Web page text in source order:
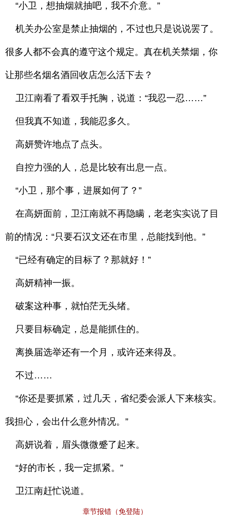
“小卫，想抽烟就抽吧，我不介意。”
机关办公室是禁止抽烟的，不过也只是说说罢了。
很多人都不会真的遵守这个规定。真在机关禁烟，你
让那些名烟名酒回收店怎么活下去？
卫江南看了看双手托胸，说道：“我忍一忍……”
但我真不知道，我能忍多久。
高妍赞许地点了点头。
自控力强的人，总是比较有出息一点。
“小卫，那个事，进展如何了？”
在高妍面前，卫江南就不再隐瞒，老老实实说了目
前的情况：“只要石汉文还在市里，总能找到他。”
“已经有确定的目标了？那就好！”
高妍精神一振。
破案这种事，就怕茫无头绪。
只要目标确定，总是能抓住的。
离换届选举还有一个月，或许还来得及。
不过……
“你还是要抓紧，过几天，省纪委会派人下来核实。
我担心，会出什么意外情况。”
高妍说着，眉头微微蹙了起来。
“好的市长，我一定抓紧。”
卫江南赶忙说道。
章节报错（免登陆）